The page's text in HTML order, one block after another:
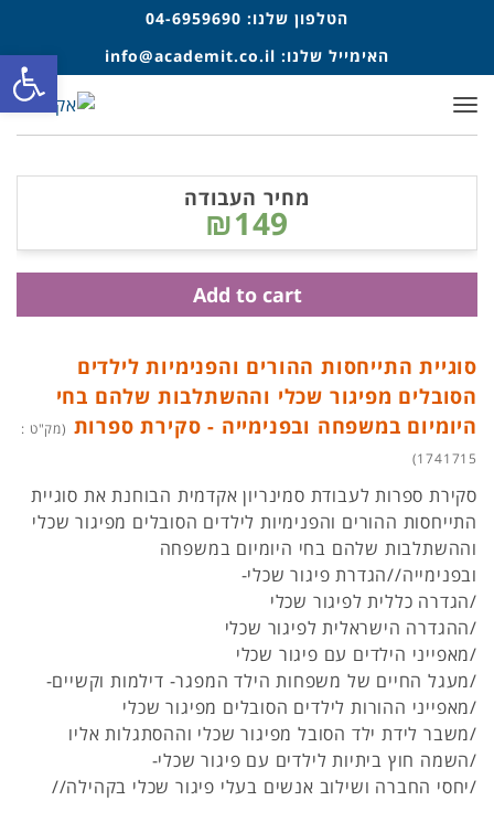
הטלפון שלנו: 04-6959690
האימייל שלנו: info@academit.co.il
תפריט
סוגיית התייחסות ההורים והפנימיות לילדים
הסובלים מפיגור שכלי וההשתלבות שלהם בחי
היומיום במשפחה ובפנימייה - סקירת ספרות (מק"ט :
1741715)
סקירת ספרות לעבודת סמינריון אקדמית הבוחנת את סוגיית
התייחסות ההורים והפנימיות לילדים הסובלים מפיגור שכלי
וההשתלבות שלהם בחי היומיום במשפחה
ובפנימייה//הגדרת פיגור שכלי-
/הגדרה כללית לפיגור שכלי
/ההגדרה הישראלית לפיגור שכלי
/מאפייני הילדים עם פיגור שכלי
/מעגל החיים של משפחות הילד המפגר- דילמות וקשיים-
/מאפייני ההורות לילדים הסובלים מפיגור שכלי
/משבר לידת ילד הסובל מפיגור שכלי וההסתגלות אליו
/השמה חוץ ביתיות לילדים עם פיגור שכלי-
/יחסי החברה ושילוב אנשים בעלי פיגור שכלי בקהילה//
מחיר העבודה
₪149
Add to cart
פתח